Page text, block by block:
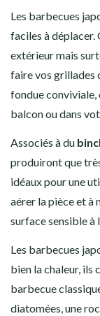
Les barbecues
faciles à déplacer.
extérieur mais
faire vos grillades
fondue conviviale,
balcon ou dans
Associés à du
produiront que
idéaux pour une
aérer la pièce et à
surface sensible à
Les barbecues
bien la chaleur, ils
barbecue
diatomées, une